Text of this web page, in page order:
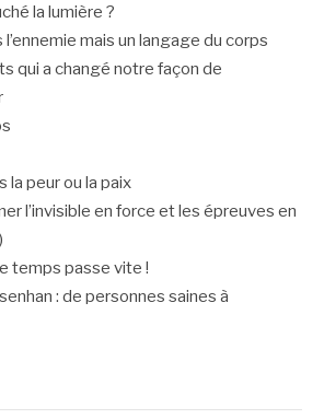
la lumière ?
l’ennemie mais un langage du corps
qui a changé notre façon de
la peur ou la paix
l’invisible en force et les épreuves en
temps passe vite !
: de personnes saines à